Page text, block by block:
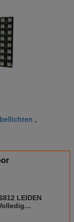
,
LEIDEN